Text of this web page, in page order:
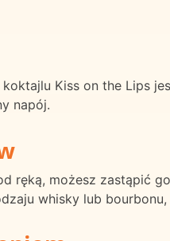
Kiss on the Lips
napój.
ręką, możesz zastąpić
whisky lub